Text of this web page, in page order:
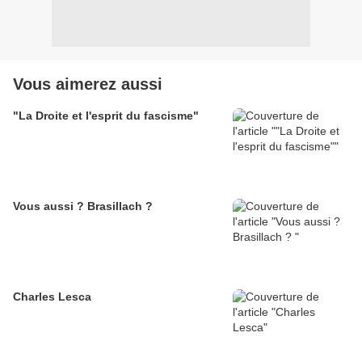
Vous aimerez aussi
"La Droite et l'esprit du fascisme"
Vous aussi ? Brasillach ?
Charles Lesca